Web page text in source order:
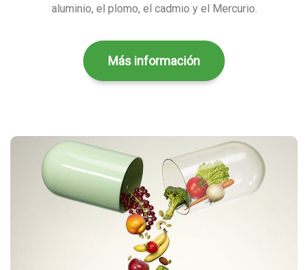
aluminio, el plomo, el cadmio y el Mercurio.
Más información